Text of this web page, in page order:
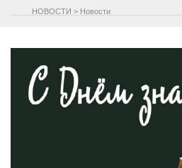
НОВОСТИ > Новости